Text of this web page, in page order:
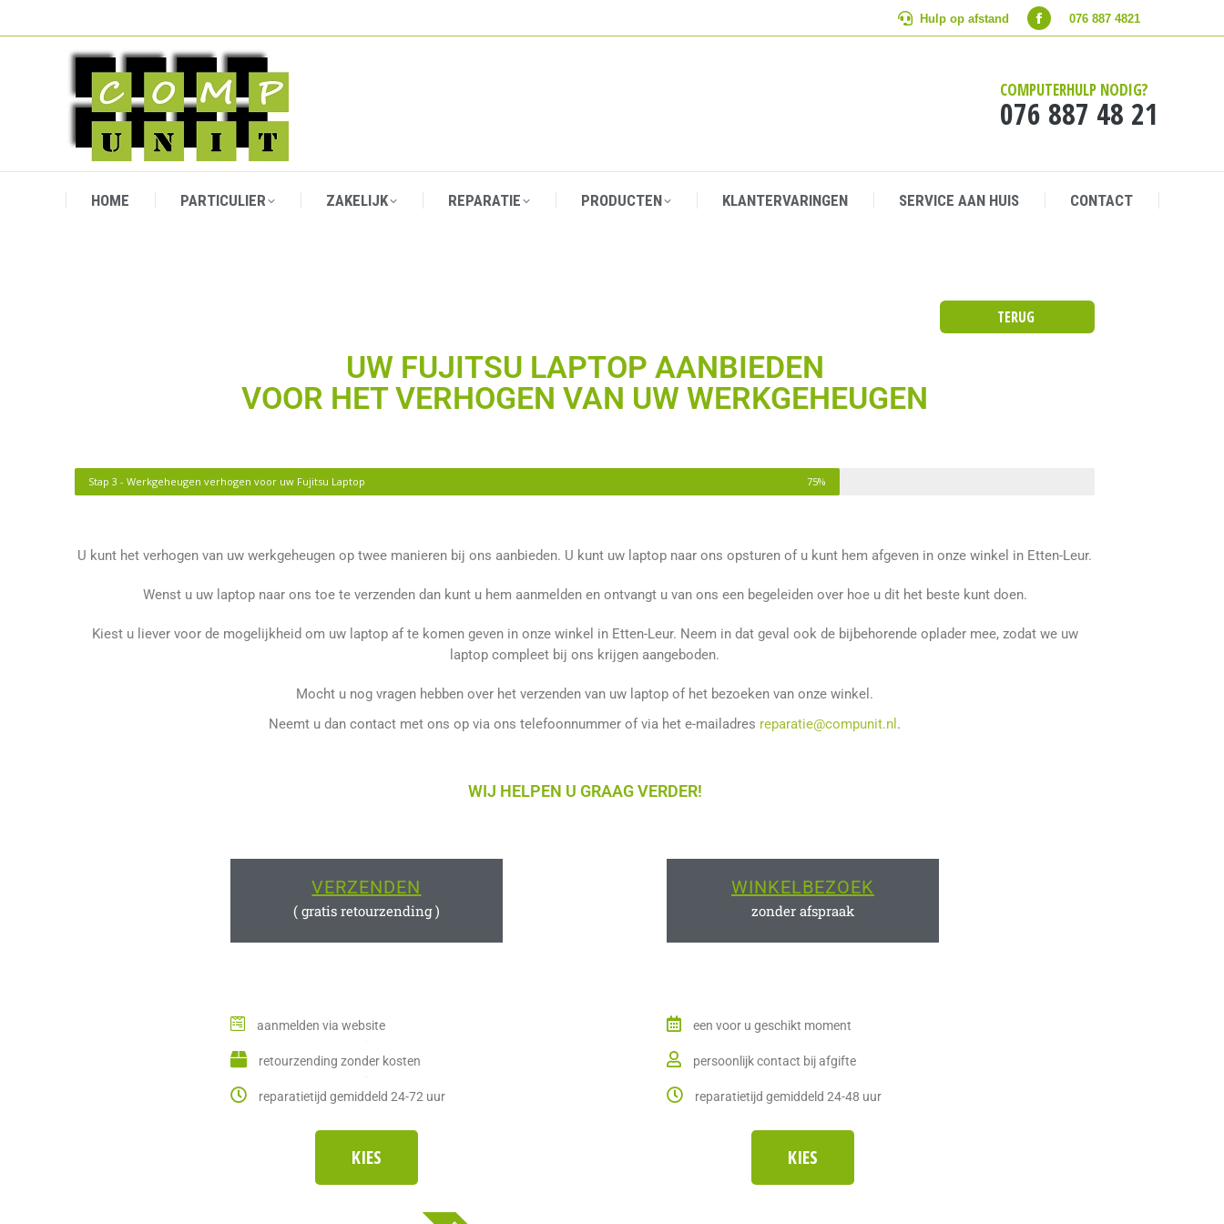
Hulp op afstand 076 887 4821
COMPUTERHULP NODIG?
076 887 48 21
HOME PARTICULIER ZAKELIJK REPARATIE PRODUCTEN KLANTERVARINGEN SERVICE AAN HUIS CONTACT
TERUG
UW FUJITSU LAPTOP AANBIEDEN
VOOR HET VERHOGEN VAN UW WERKGEHEUGEN
Stap 3 - Werkgeheugen verhogen voor uw Fujitsu Laptop 75%
U kunt het verhogen van uw werkgeheugen op twee manieren bij ons aanbieden. U kunt uw laptop naar ons opsturen of u kunt hem afgeven in onze winkel in Etten-Leur.
Wenst u uw laptop naar ons toe te verzenden dan kunt u hem aanmelden en ontvangt u van ons een begeleiden over hoe u dit het beste kunt doen.
Kiest u liever voor de mogelijkheid om uw laptop af te komen geven in onze winkel in Etten-Leur. Neem in dat geval ook de bijbehorende oplader mee, zodat we uw
laptop compleet bij ons krijgen aangeboden.
Mocht u nog vragen hebben over het verzenden van uw laptop of het bezoeken van onze winkel.
Neemt u dan contact met ons op via ons telefoonnummer of via het e-mailadres reparatie@compunit.nl .
WIJ HELPEN U GRAAG VERDER!
VERZENDEN
( gratis retourzending )
aanmelden via website
retourzending zonder kosten
reparatietijd gemiddeld 24-72 uur
KIES
WINKELBEZOEK
zonder afspraak
een voor u geschikt moment
persoonlijk contact bij afgifte
reparatietijd gemiddeld 24-48 uur
KIES
Hulp op afstand 076 887 4821
HOME PARTICULIER